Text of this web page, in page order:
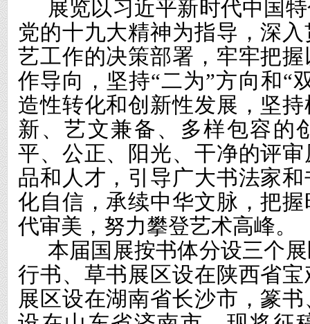
展览以习近平新时代中国
党的十九大精神为指导，深
艺工作的决策部署，牢牢把
作导向，坚持“二为”方向和“
造性转化和创新性发展，坚
新、艺文兼备、多样包容的
平、公正、阳光、干净的评
品和人才，引导广大书法家
化自信，承续中华文脉，把
代审美，努力攀登艺术高峰。
本届国展按书体分设三个
行书、草书展区设在陕西省
展区设在湖南省长沙市，篆